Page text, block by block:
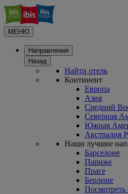
МЕНЮ
Направления
Назад
Найти отель
Континент
Европа
Азия
Средний
Северная
Южная
Австралия
Наши лучшие
Барселоне
Париже
Праге
Берлине
Посмотреть